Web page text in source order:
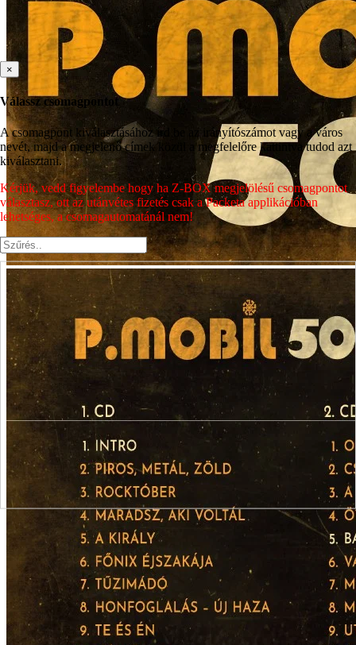
×
Válassz csomagpontot
A csomagpont kiválasztásához írd be az irányítószámot vagy a város
nevét, majd a megjelenő címek közül a megfelelőre kattintva tudod azt
kiválasztani.
Kérjük, vedd figyelembe hogy ha Z-BOX megjelölésű csomagpontot
választasz, ott az utánvétes fizetés csak a Packeta applikációban
lehetséges, a csomagautomatánál nem!